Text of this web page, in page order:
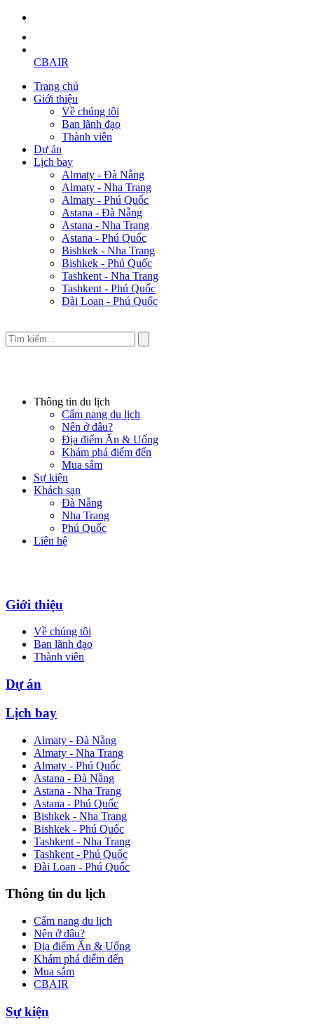
CBAIR
Trang chủ
Giới thiệu
Về chúng tôi
Ban lãnh đạo
Thành viên
Dự án
Lịch bay
Almaty - Đà Nẵng
Almaty - Nha Trang
Almaty - Phú Quốc
Astana - Đà Nẵng
Astana - Nha Trang
Astana - Phú Quốc
Bishkek - Nha Trang
Bishkek - Phú Quốc
Tashkent - Nha Trang
Tashkent - Phú Quốc
Đài Loan - Phú Quốc
Thông tin du lịch
Cẩm nang du lịch
Nên ở đâu?
Địa điểm Ăn & Uống
Khám phá điểm đến
Mua sắm
Sự kiện
Khách sạn
Đà Nẵng
Nha Trang
Phú Quốc
Liên hệ
Giới thiệu
Về chúng tôi
Ban lãnh đạo
Thành viên
Dự án
Lịch bay
Almaty - Đà Nẵng
Almaty - Nha Trang
Almaty - Phú Quốc
Astana - Đà Nẵng
Astana - Nha Trang
Astana - Phú Quốc
Bishkek - Nha Trang
Bishkek - Phú Quốc
Tashkent - Nha Trang
Tashkent - Phú Quốc
Đài Loan - Phú Quốc
Thông tin du lịch
Cẩm nang du lịch
Nên ở đâu?
Địa điểm Ăn & Uống
Khám phá điểm đến
Mua sắm
CBAIR
Sự kiện